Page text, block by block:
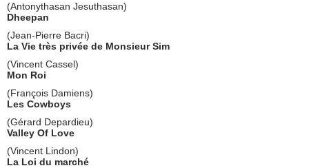
(Antonythasan Jesuthasan)
Dheepan
(Jean-Pierre Bacri)
La Vie très privée de Monsieur Sim
(Vincent Cassel)
Mon Roi
(François Damiens)
Les Cowboys
(Gérard Depardieu)
Valley Of Love
(Vincent Lindon)
La Loi du marché